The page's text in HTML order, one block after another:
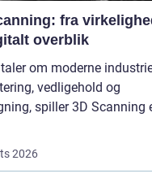
fra
overblik
om moderne
vedligehold og
spiller 3D Scanning
2026